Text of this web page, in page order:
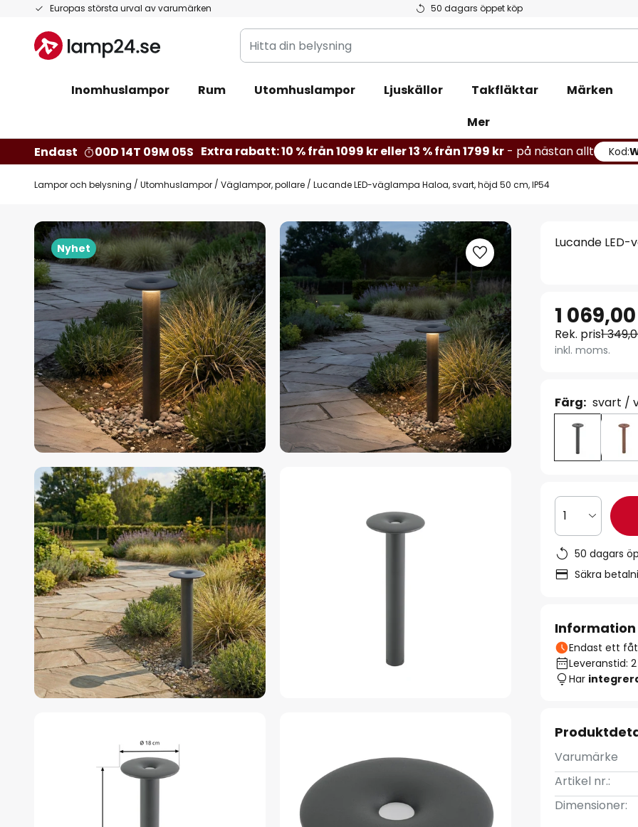
Europas största urval av varumärken 50 dagars öppet köp
Hoppa
innehållet
Hitta
din
Inomhuslampor
Rum Utomhuslampor Ljuskällor Takfläktar
Märken
Mer
Endast
00D 14T 09M 04S Extra rabatt: 10 % från 1099 kr eller 13 % från 1799 kr - på nästan allt Kod:
Lampor och belysning Utomhuslampor Väglampor, pollare Lucande LED-väglampa Haloa, svart, höjd 50 cm, IP54
Nyhet
Hoppa
till
slutet
av
bildgalleriet
Lucande
1
Rek. pris1
inkl. moms.
Färg: svart /
1
50 dagars
Säkra
Endast ett
Leveranstid:
Har
Varumärke
Artikel nr.:
Dimensioner: